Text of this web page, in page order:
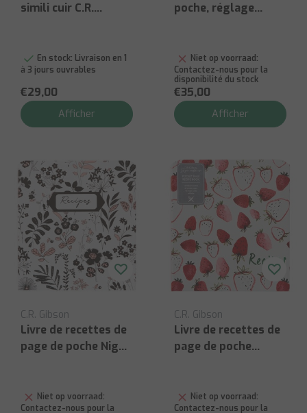
simili cuir C.R.
En stock: Livraison en 1
à 3 jours ouvrables
€29,00
Afficher
poche, réglage
Niet op voorraad:
Contactez-nous pour la
disponibilité du stock
€35,00
Afficher
C.R. Gibson
Livre de recettes de
page de poche Night
Niet op voorraad:
Contactez-nous pour la
C.R. Gibson
Livre de recettes de
page de poche
Niet op voorraad:
Contactez-nous pour la